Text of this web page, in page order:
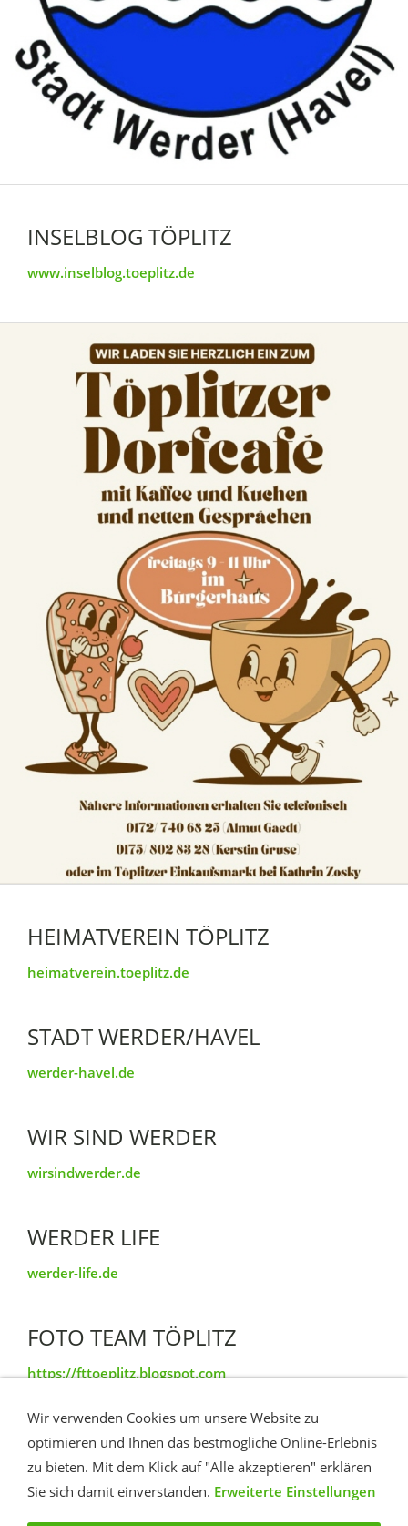
INSELBLOG TÖPLITZ
www.inselblog.toeplitz.de
HEIMATVEREIN TÖPLITZ
heimatverein.toeplitz.de
STADT WERDER/HAVEL
werder-havel.de
WIR SIND WERDER
wirsindwerder.de
WERDER LIFE
werder-life.de
FOTO TEAM TÖPLITZ
https://fttoeplitz.blogspot.com
TÖPLITZ IM VIDEO
YouTube Insel Töplitz
Wir verwenden Cookies um unsere Website zu
optimieren und Ihnen das bestmögliche Online-Erlebnis
zu bieten. Mit dem Klick auf "Alle akzeptieren" erklären
Sie sich damit einverstanden. Erweiterte Einstellungen